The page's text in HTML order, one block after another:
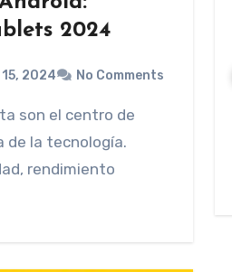
2024
2024 No Comments
de la tecnología.
rendimiento